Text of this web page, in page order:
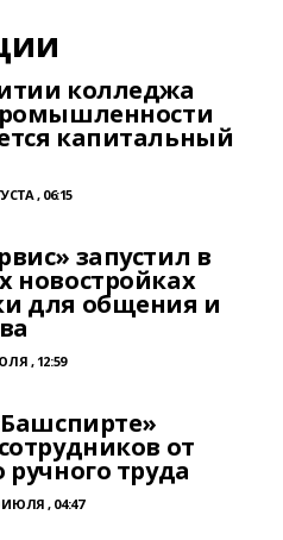
колледжа
капитальный
, 06:15
запустил в
новостройках
для общения и
, 12:59
от
ручного труда
ИЮЛЯ , 04:47